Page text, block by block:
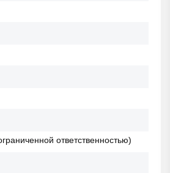
ответственностью)